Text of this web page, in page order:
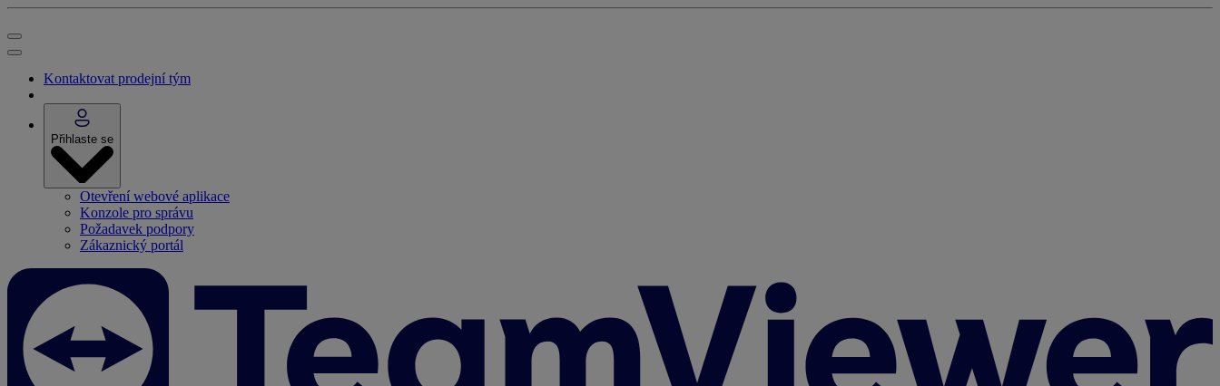
Kontaktovat prodejní tým
Přihlaste se
Otevření webové aplikace
Konzole pro správu
Požadavek podpory
Zákaznický portál